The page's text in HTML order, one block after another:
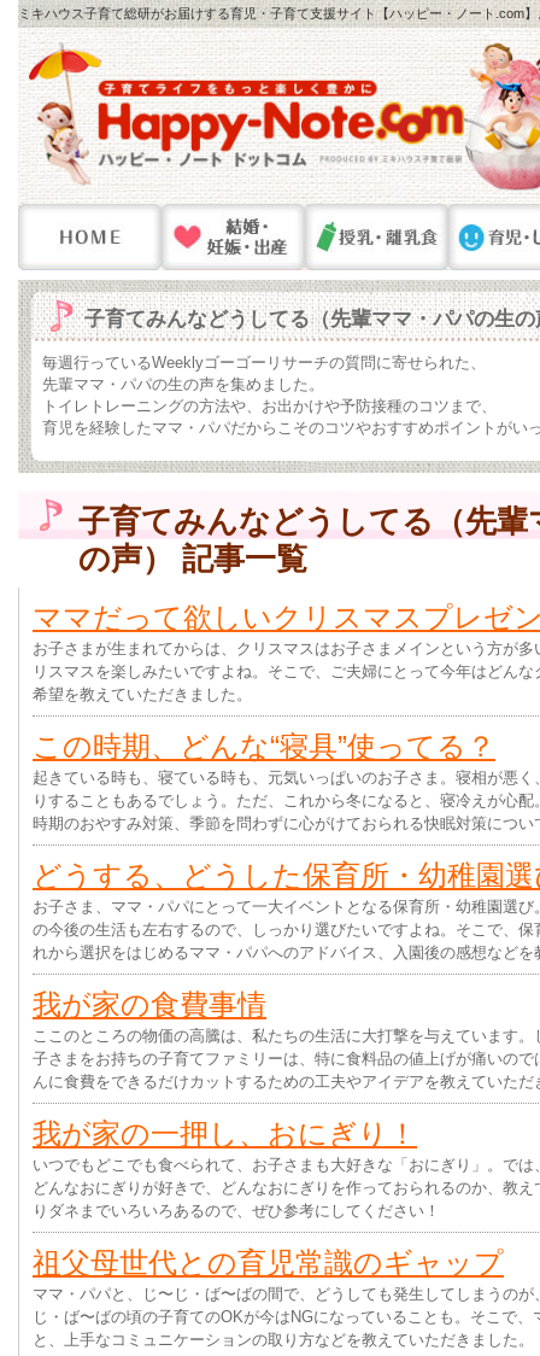
ミキハウス子育て総研がお届けする育児・子育て支援サイト【ハッピー・ノート
子育てみんなどうしてる（先輩ママ・パパの生
毎週行っているWeeklyゴーゴーリサーチの質問に寄せられた、
先輩ママ・パパの生の声を集めました。
トイレトレーニングの方法や、お出かけや予防接種のコツまで、
育児を経験したママ・パパだからこそのコツやおすすめポイントがい
子育てみんなどうしてる（先
の声） 記事一覧
ママだって欲しいクリスマスプレゼ
お子さまが生まれてからは、クリスマスはお子さまメインという方が
リスマスを楽しみたいですよね。そこで、ご夫婦にとって今年はどん
希望を教えていただきました。
この時期、どんな“寝具”使ってる？
起きている時も、寝ている時も、元気いっぱいのお子さま。寝相が悪
りすることもあるでしょう。ただ、これから冬になると、寝冷えが心
時期のおやすみ対策、季節を問わずに心がけておられる快眠対策につ
どうする、どうした保育所・幼稚園
お子さま、ママ・パパにとって一大イベントとなる保育所・幼稚園選
の今後の生活も左右するので、しっかり選びたいですよね。そこで、
れから選択をはじめるママ・パパへのアドバイス、入園後の感想など
我が家の食費事情
ここのところの物価の高騰は、私たちの生活に大打撃を与えています
子さまをお持ちの子育てファミリーは、特に食料品の値上げが痛いの
んに食費をできるだけカットするための工夫やアイデアを教えていただ
我が家の一押し、おにぎり！
いつでもどこでも食べられて、お子さまも大好きな「おにぎり」。で
どんなおにぎりが好きで、どんなおにぎりを作っておられるのか、教
りダネまでいろいろあるので、ぜひ参考にしてください！
祖父母世代との育児常識のギャップ
ママ・パパと、じ〜じ・ば〜ばの間で、どうしても発生してしまうの
じ・ば〜ばの頃の子育てのOKが今はNGになっていることも。そこで
と、上手なコミュニケーションの取り方などを教えていただきました。